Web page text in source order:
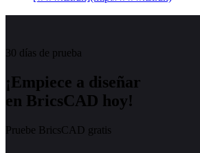
30 días de prueba
¡Empiece a diseñar
en BricsCAD hoy!
Pruebe BricsCAD gratis